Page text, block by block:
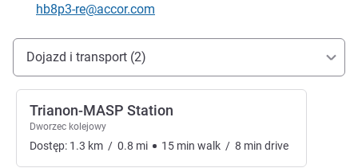
Kontaktowy adres e-mail
hb8p3-re@accor.com
Dojazd i transport
Dojazd i transport (2)
Trianon-MASP Station
Dworzec kolejowy
Dostęp: 1.3 km / 0.8 mi 15 min walk / 8 min drive